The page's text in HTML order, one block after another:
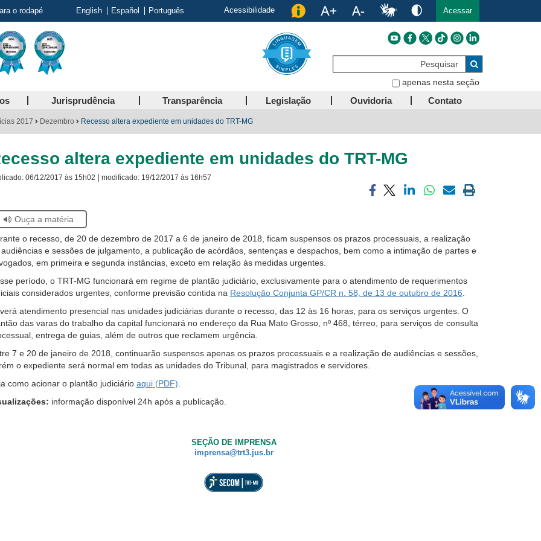
o rodapé Acessibilidade Acessar
English Español Português
Pesquisar
Buscar
apenas nesta seção
Jurisprudência Transparência Legislação Ouvidoria Contato
2017 Dezembro Recesso altera expediente em unidades do TRT-MG
altera expediente em unidades do TRT-MG
06/12/2017 às 15h02 | modificado: 19/12/2017 às 16h57
Ouça a matéria
o recesso, de 20 de dezembro de 2017 a 6 de janeiro de 2018, ficam suspensos os prazos processuais, a realização
e sessões de julgamento, a publicação de acórdãos, sentenças e despachos, bem como a intimação de partes e
em primeira e segunda instâncias, exceto em relação às medidas urgentes.
período, o TRT-MG funcionará em regime de plantão judiciário, exclusivamente para o atendimento de requerimentos
considerados urgentes, conforme previsão contida na Resolução Conjunta GP/CR n. 58, de 13 de outubro de 2016
atendimento presencial nas unidades judiciárias durante o recesso, das 12 às 16 horas, para os serviços urgentes. O
das varas do trabalho da capital funcionará no endereço da Rua Mato Grosso, nº 468, térreo, para serviços de consulta
entrega de guias, além de outros que reclamem urgência.
7 e 20 de janeiro de 2018, continuarão suspensos apenas os prazos processuais e a realização de audiências e sessões,
o expediente será normal em todas as unidades do Tribunal, para magistrados e servidores.
como acionar o plantão judiciário aqui
informação disponível 24h após a publicação.
SEÇÃO DE IMPRENSA
imprensa@trt3.jus.br